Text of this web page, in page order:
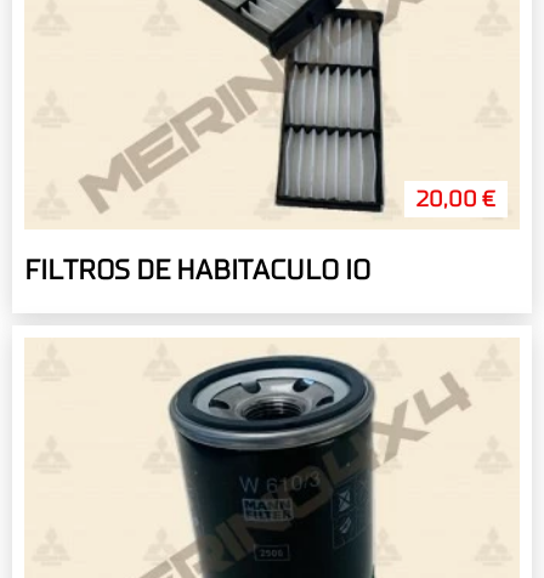
20,00 €
FILTROS DE HABITACULO IO